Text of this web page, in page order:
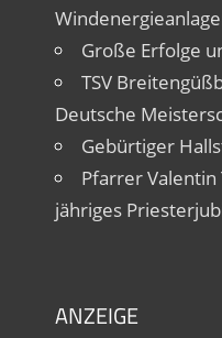
Große Erfolge
TSV
Deutsche
Gebürtiger
Pfarrer
jähriges
ANZEIGE